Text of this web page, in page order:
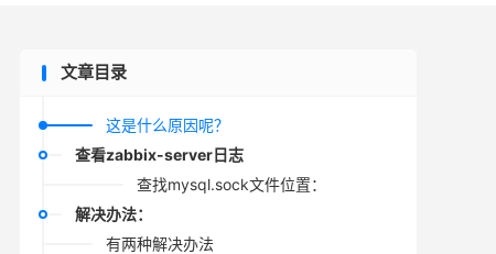
文章目录
这是什么原因呢？
查看zabbix-server日志
查找mysql.sock文件位置：
解决办法：
有两种解决办法